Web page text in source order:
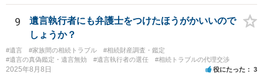
9
遺言執行者にも弁護士をつけたほうがかいいので
しょうか？
#遺言 #家族間の相続トラブル
#相続財産調査・鑑定
#遺言の真偽鑑定・遺言無効
#遺言執行者の選任 #相続トラブルの代理交渉
2025年8月8日 役にたった 3